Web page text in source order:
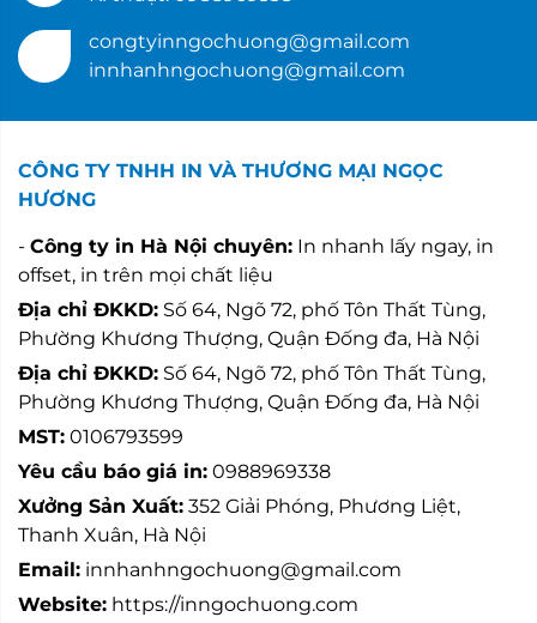
congtyinngochuong@gmail.com
innhanhngochuong@gmail.com
CÔNG TY TNHH IN VÀ THƯƠNG MẠI NGỌC
HƯƠNG
- Công ty in Hà Nội chuyên: In nhanh lấy ngay, in
offset, in trên mọi chất liệu
Địa chỉ ĐKKD: Số 64, Ngõ 72, phố Tôn Thất Tùng,
Phường Khương Thượng, Quận Đống đa, Hà Nội
Địa chỉ ĐKKD: Số 64, Ngõ 72, phố Tôn Thất Tùng,
Phường Khương Thượng, Quận Đống đa, Hà Nội
MST: 0106793599
Yêu cầu báo giá in: 0988969338
Xưởng Sản Xuất: 352 Giải Phóng, Phương Liệt,
Thanh Xuân, Hà Nội
Email: innhanhngochuong@gmail.com
Website: https://inngochuong.com